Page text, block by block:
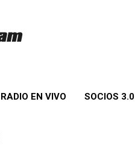
RADIO EN VIVO SOCIOS 3.0